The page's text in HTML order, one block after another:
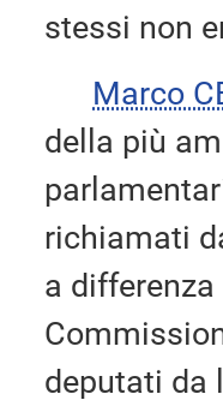
stessi non
Marco
della più
richiamati
a
deputati da